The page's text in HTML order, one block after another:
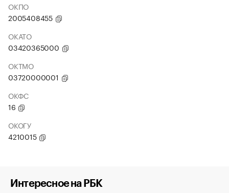
ОКПО
2005408455
ОКАТО
03420365000
ОКТМО
03720000001
ОКФС
16
ОКОГУ
4210015
Интересное на РБК